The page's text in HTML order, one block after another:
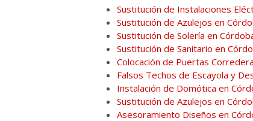
Sustitución de Instalaciones
Sustitución de Azulejos en
Sustitución de Solería en
Sustitución de Sanitario en
Colocación de Puertas
Falsos Techos de Escayola y
Instalación de Domótica en
Sustitución de Azulejos en
Asesoramiento Diseños en